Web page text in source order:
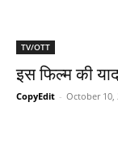
TV/OTT
इस फिल्‍म की
CopyEdit - October 10,